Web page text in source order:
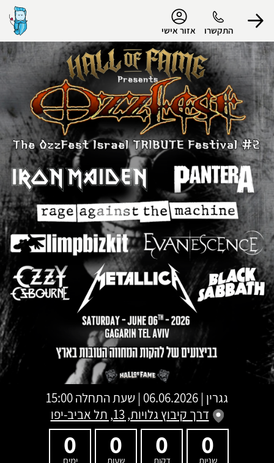
התקשרו אזור אישי
הפרופיל שלי
התנתק
גגרין | 06.06.2026 | שעת התחלה 15:00
דרך קיבוץ גלויות, 13, תל אביב-יפו
0
שניות
0
דקות
0
שעות
0
ימים